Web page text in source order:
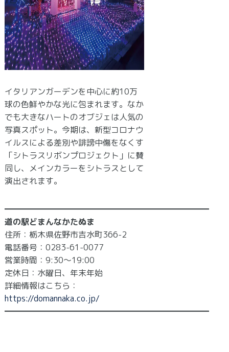
イタリアンガーデンを中心に約10万
球の色鮮やかな光に包まれます。なか
でも大きなハートのオブジェは人気の
写真スポット。今期は、新型コロナウ
イルスによる差別や誹謗中傷をなくす
「シトラスリボンプロジェクト」に賛
同し、メインカラーをシトラスとして
演出されます。
━━━━━━━━━━━━━━━━━━━━━━━━━
道の駅どまんなかたぬま
住所：栃木県佐野市吉水町366-2
電話番号：0283-61-0077
営業時間：9:30～19:00
定休日：水曜日、年末年始
詳細情報はこちら：
https://domannaka.co.jp/
━━━━━━━━━━━━━━━━━━━━━━━━━